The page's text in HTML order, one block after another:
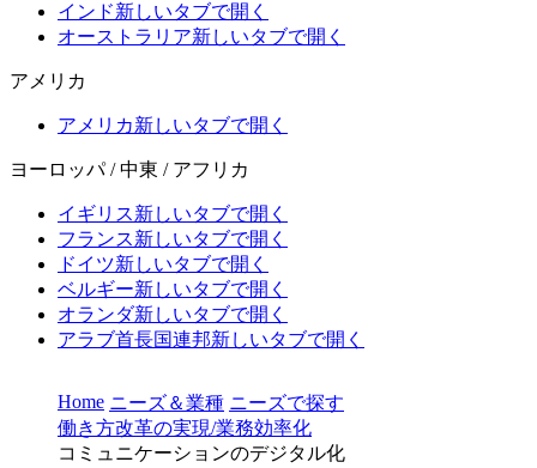
インド新しいタブで開く
オーストラリア新しいタブで開く
アメリカ
アメリカ新しいタブで開く
ヨーロッパ / 中東 / アフリカ
イギリス新しいタブで開く
フランス新しいタブで開く
ドイツ新しいタブで開く
ベルギー新しいタブで開く
オランダ新しいタブで開く
アラブ首長国連邦新しいタブで開く
Home ニーズ＆業種 ニーズで探す
働き方改革の実現/業務効率化
コミュニケーションのデジタル化